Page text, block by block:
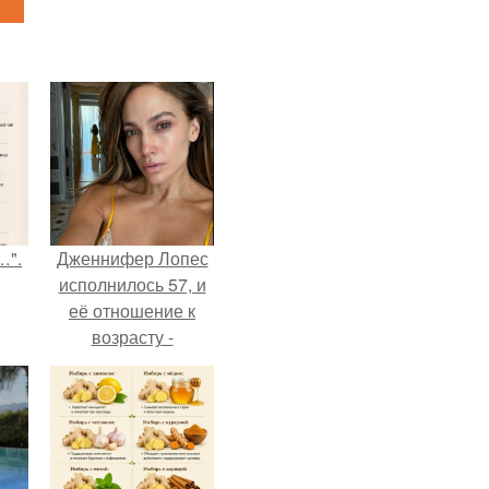
Дженнифер Лопес
исполнилось 57, и
её отношение к
возрасту -
настоящий
манифест
уверенности: "не
говорите, что я
отлично выгляжу